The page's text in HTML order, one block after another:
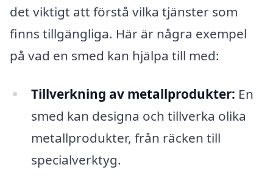
det viktigt att förstå vilka tjänster som
finns tillgängliga. Här är några exempel
på vad en smed kan hjälpa till med:
Tillverkning av metallprodukter: En
smed kan designa och tillverka olika
metallprodukter, från räcken till
specialverktyg.